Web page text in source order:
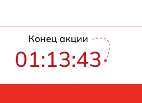
Конец акции
01:13:42